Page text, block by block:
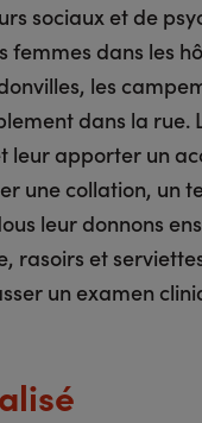
sociaux et de
dans les
les
dans la rue.
apporter un
une collation, un
leur donnons
rasoirs et
un examen